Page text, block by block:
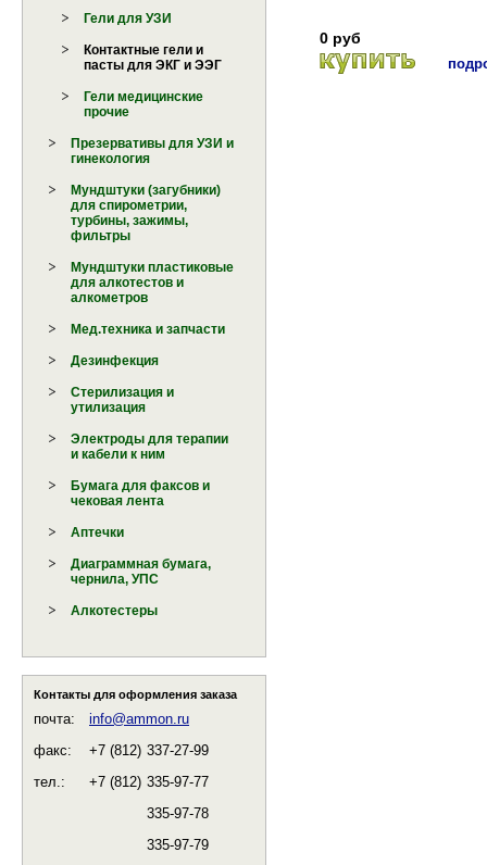
Гели для УЗИ
Контактные гели и
пасты для ЭКГ и ЭЭГ
Гели медицинские
прочие
Презервативы для УЗИ и
гинекология
Мундштуки (загубники)
для спирометрии,
турбины, зажимы,
фильтры
Мундштуки пластиковые
для алкотестов и
алкометров
Мед.техника и запчасти
Дезинфекция
Стерилизация и
утилизация
Электроды для терапии
и кабели к ним
Бумага для факсов и
чековая лента
Аптечки
Диаграммная бумага,
чернила, УПС
Алкотестеры
Контакты для оформления заказа
почта:
info@ammon.ru
факс:
+7 (812) 337-27-99
тел.:
+7 (812) 335-97-77
335-97-78
335-97-79
0 руб